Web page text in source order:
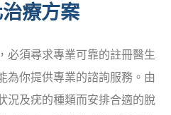
療方案
必須尋求專業可靠的註冊醫生
為你提供專業的諮詢服務。由
況及疣的種類而安排合適的脫